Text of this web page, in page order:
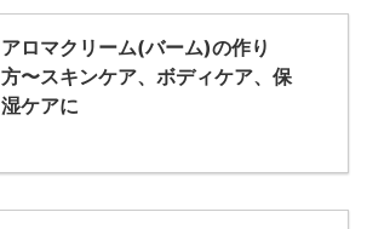
アロマクリーム(バーム)の作り
方〜スキンケア、ボディケア、保
湿ケアに